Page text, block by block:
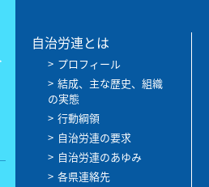
自治労連とは
プロフィール
結成、主な歴史、組織
の実態
行動綱領
自治労連の要求
自治労連のあゆみ
各県連絡先